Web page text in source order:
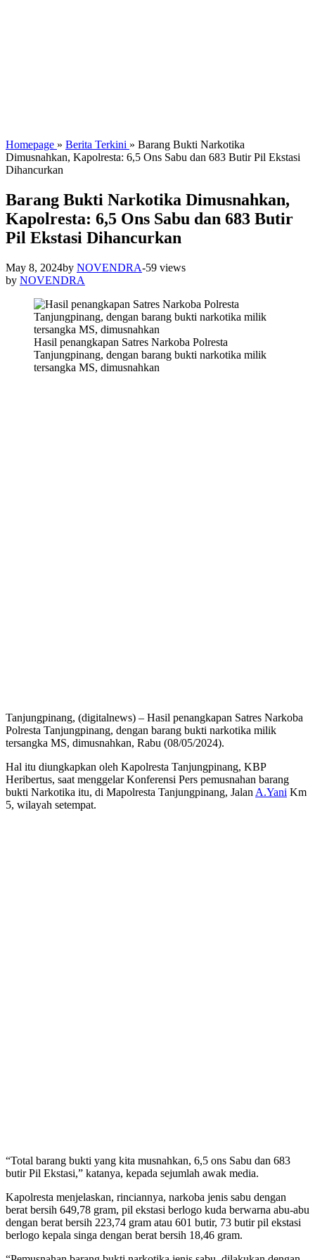
Homepage » Berita Terkini » Barang Bukti Narkotika
Dimusnahkan, Kapolresta: 6,5 Ons Sabu dan 683 Butir Pil Ekstasi
Dihancurkan
Barang Bukti Narkotika Dimusnahkan,
Kapolresta: 6,5 Ons Sabu dan 683 Butir
Pil Ekstasi Dihancurkan
May 8, 2024by NOVENDRA-59 views
by NOVENDRA
Hasil penangkapan Satres Narkoba Polresta
Tanjungpinang, dengan barang bukti narkotika milik
tersangka MS, dimusnahkan
Tanjungpinang, (digitalnews) – Hasil penangkapan Satres Narkoba
Polresta Tanjungpinang, dengan barang bukti narkotika milik
tersangka MS, dimusnahkan, Rabu (08/05/2024).
Hal itu diungkapkan oleh Kapolresta Tanjungpinang, KBP
Heribertus, saat menggelar Konferensi Pers pemusnahan barang
bukti Narkotika itu, di Mapolresta Tanjungpinang, Jalan A.Yani Km
5, wilayah setempat.
“Total barang bukti yang kita musnahkan, 6,5 ons Sabu dan 683
butir Pil Ekstasi,” katanya, kepada sejumlah awak media.
Kapolresta menjelaskan, rinciannya, narkoba jenis sabu dengan
berat bersih 649,78 gram, pil ekstasi berlogo kuda berwarna abu-abu
dengan berat bersih 223,74 gram atau 601 butir, 73 butir pil ekstasi
berlogo kepala singa dengan berat bersih 18,46 gram.